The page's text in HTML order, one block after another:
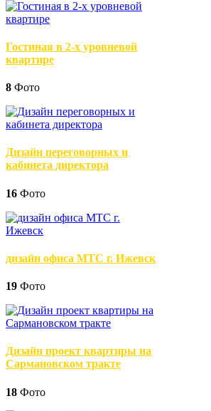
Гостиная в 2-х уровневой
квартире
8 Фото
Дизайн переговорных и
кабинета директора
16 Фото
дизайн офиса МТС г. Ижевск
19 Фото
Дизайн проект квартиры на
Сармановском тракте
18 Фото